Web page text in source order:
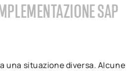
SAP
una situazione diversa. Alcune